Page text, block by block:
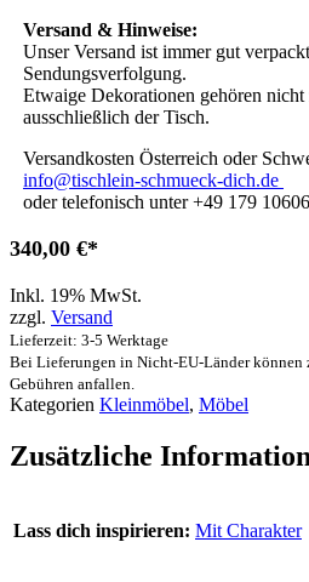
Versand & Hinweise:
Unser Versand ist immer gut
Sendungsverfolgung.
Etwaige Dekorationen gehören
ausschließlich der Tisch.
Versandkosten Österreich oder
info@tischlein-schmueck-dich.de
oder telefonisch unter +49 179
340,00 €
Inkl. 19% MwSt.
zzgl. Versand
Lieferzeit: 3-5 Werktage
Bei Lieferungen in Nicht-EU-Länder können
Gebühren anfallen.
Kategorien Kleinmöbel, Möbel
Zusätzliche
Lass dich inspirieren: Mit Charakter